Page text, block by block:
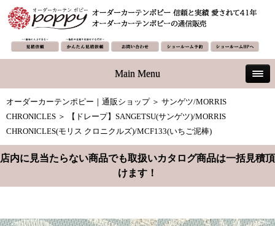
Main Menu
オーダーカーテンポピー｜通販ショップ＞ サンゲツ/MORRIS
CHRONICLES ＞ 【ドレープ】SANGETSU(サンゲツ)/MORRIS
CHRONICLES(モリス クロニクルズ)/MCF133(いちご泥棒)
店内に見当たらない商品でも取扱いカタログ商品は一括見積頂
けます！